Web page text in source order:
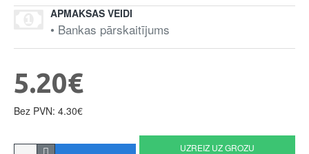
APMAKSAS VEIDI
• Bankas pārskaitījums
5.20€
Bez PVN: 4.30€
UZREIZ UZ GROZU